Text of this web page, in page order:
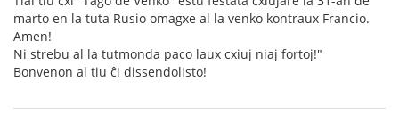
marto en la tuta Rusio omagxe al la venko kontraux Francio.
Amen!
Ni strebu al la tutmonda paco laux cxiuj niaj fortoj!"
Bonvenon al tiu ĉi dissendolisto!